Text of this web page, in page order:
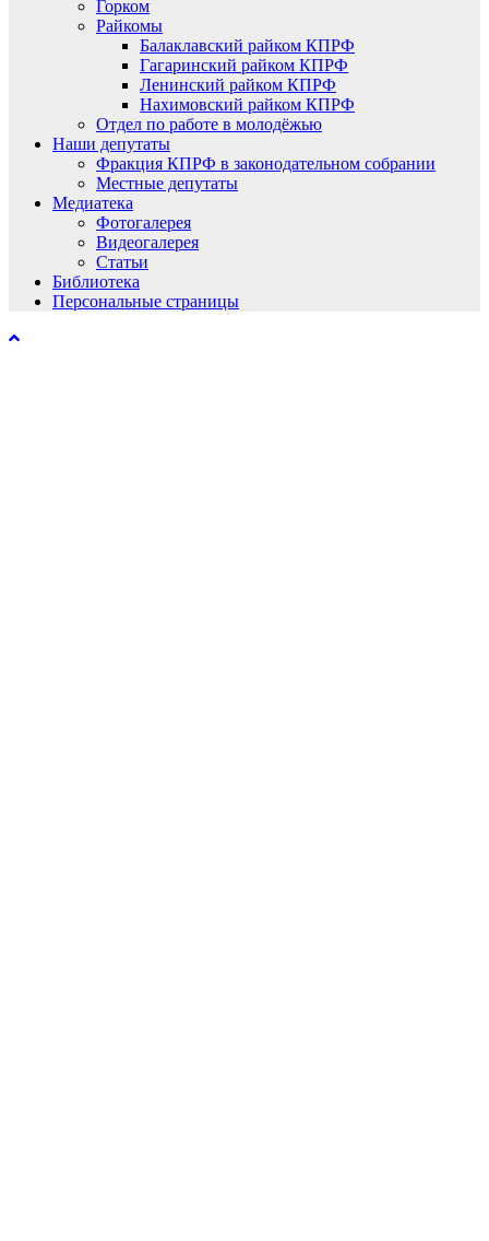
Горком
Райкомы
Балаклавский райком КПРФ
Гагаринский райком КПРФ
Ленинский райком КПРФ
Нахимовский райком КПРФ
Отдел по работе в молодёжью
Наши депутаты
Фракция КПРФ в законодательном собрании
Местные депутаты
Медиатека
Фотогалерея
Видеогалерея
Статьи
Библиотека
Персональные страницы